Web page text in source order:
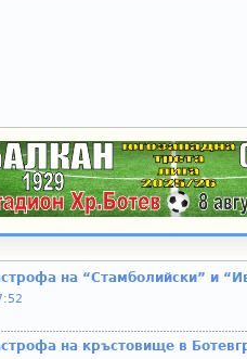
на “Стамболийски” и
на кръстовище в